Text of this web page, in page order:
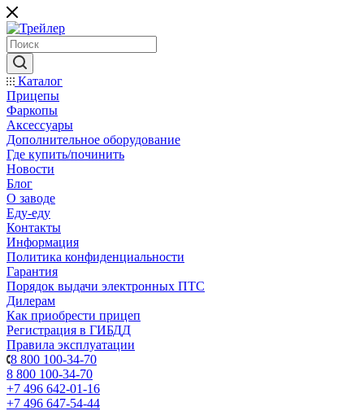
Каталог
Прицепы
Фаркопы
Аксессуары
Дополнительное оборудование
Где купить/починить
Новости
Блог
О заводе
Еду-еду
Контакты
Информация
Политика конфиденциальности
Гарантия
Порядок выдачи электронных ПТС
Дилерам
Как приобрести прицеп
Регистрация в ГИБДД
Правила эксплуатации
8 800 100-34-70
8 800 100-34-70
+7 496 642-01-16
+7 496 647-54-44